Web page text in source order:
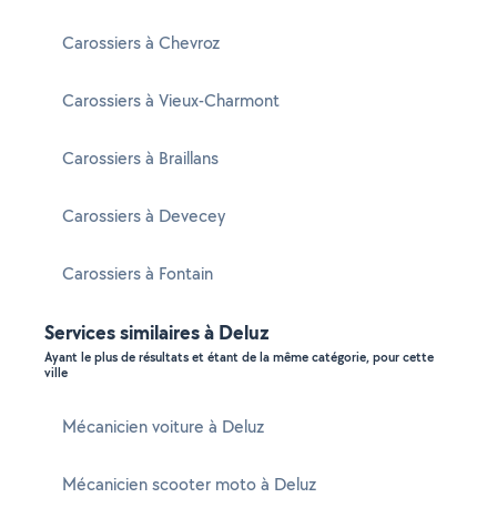
Carossiers à Chevroz
Carossiers à Vieux-Charmont
Carossiers à Braillans
Carossiers à Devecey
Carossiers à Fontain
Services similaires à Deluz
Ayant le plus de résultats et étant de la même catégorie, pour cette
ville
Mécanicien voiture à Deluz
Mécanicien scooter moto à Deluz